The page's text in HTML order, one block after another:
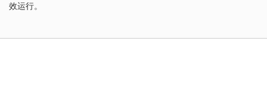
效运行。